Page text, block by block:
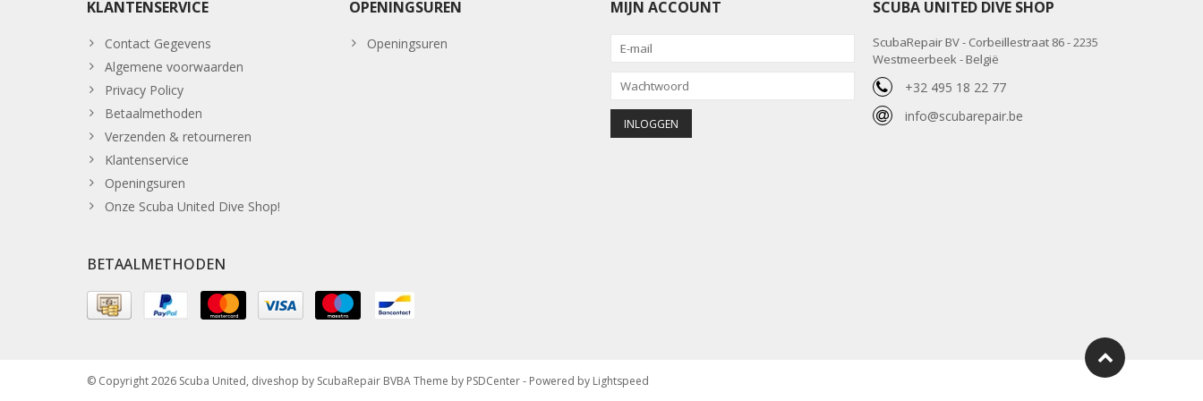
KLANTENSERVICE
Contact Gegevens
Algemene voorwaarden
Privacy Policy
Betaalmethoden
Verzenden & retourneren
Klantenservice
Openingsuren
Onze Scuba United Dive Shop!
OPENINGSUREN
Openingsuren
MIJN ACCOUNT SCUBA UNITED DIVE SHOP
ScubaRepair BV - Corbeillestraat 86 - 2235
Westmeerbeek - België
+32 495 18 22 77
info@scubarepair.be
BETAALMETHODEN
© Copyright 2026 Scuba United, diveshop by ScubaRepair BVBA Theme by PSDCenter- Powered by Lightspeed